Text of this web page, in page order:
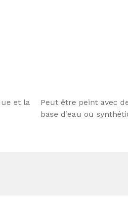
et la
Peut être peint avec
base d’eau ou